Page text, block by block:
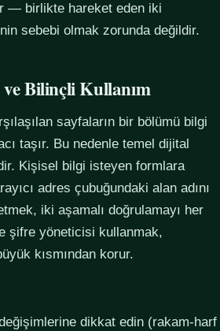
— birlikte hareket eden iki
sebebi olmak zorunda değildir.
Bilinçli Kullanım
sayfaların bir bölümü bilgi
taşır. Bu nedenle temel dijital
Kişisel bilgi isteyen formlara
adres çubuğundaki alan adını
iki aşamalı doğrulamayı her
şifre yöneticisi kullanmak,
kısmından korur.
dikkat edin (rakam-harf